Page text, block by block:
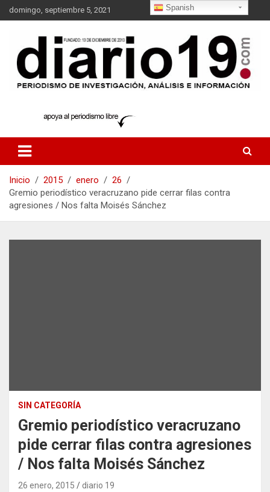
Saltar
al
domingo, septiembre 5, 2021
Inicio 2015 enero
26
Gremio periodístico veracruzano pide cerrar filas contra
agresiones / Nos falta Moisés Sánchez
SIN CATEGORÍA
Gremio periodístico veracruzano
pide cerrar filas contra agresiones
/ Nos falta Moisés Sánchez
26 enero, 2015 diario 19
Spanish